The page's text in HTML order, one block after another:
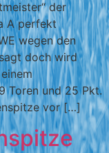
der
A perfekt
wegen den
doch wird
Toren und 25 Pkt.
vor […]